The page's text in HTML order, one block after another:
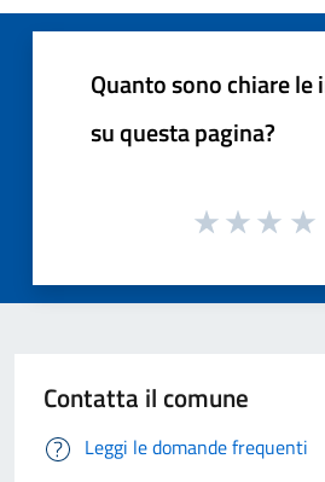
Quanto sono chiare
su questa pagina?
Contatta il comune
Leggi le domande frequenti